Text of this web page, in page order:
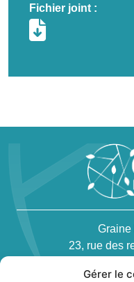
Gérer le
Fichier joint :
Graine
23, rue des